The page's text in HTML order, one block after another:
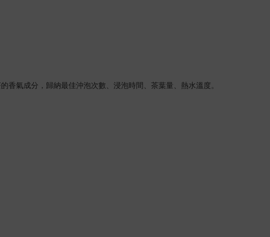
氣成分，歸納最佳沖泡次數、浸泡時間、茶葉量、熱水溫度。